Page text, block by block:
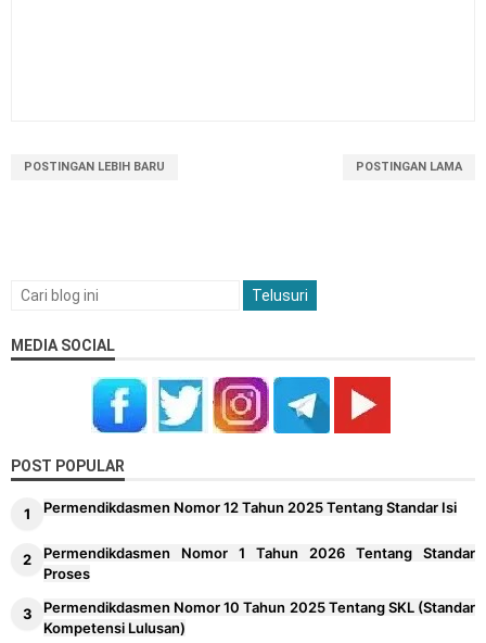
POSTINGAN LEBIH BARU POSTINGAN LAMA
MEDIA SOCIAL
POST POPULAR
Permendikdasmen Nomor 12 Tahun 2025 Tentang Standar Isi
Permendikdasmen Nomor 1 Tahun 2026 Tentang Standar
Proses
Permendikdasmen Nomor 10 Tahun 2025 Tentang SKL (Standar
Kompetensi Lulusan)